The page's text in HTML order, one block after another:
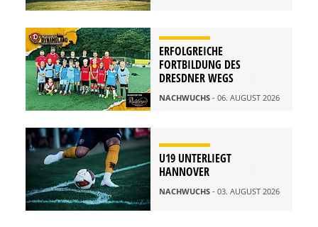
ERFOLGREICHE
FORTBILDUNG DES
DRESDNER WEGS
NACHWUCHS - 06. AUGUST 2026
U19 UNTERLIEGT
HANNOVER
NACHWUCHS - 03. AUGUST 2026